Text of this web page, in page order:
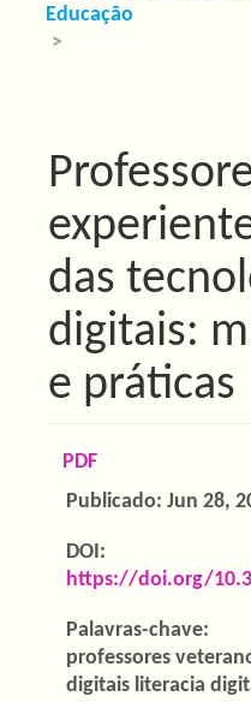
Educação
das
digitais:
e práticas
Barra
lateral
de
artigos
PDF
Publicado: Jun 28,
DOI:
https://doi.org/
Palavras-chave:
professores
digitais literacia